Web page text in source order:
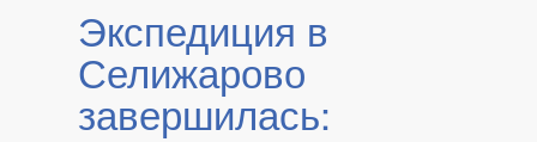
Экспедиция в
Селижарово
завершилась: